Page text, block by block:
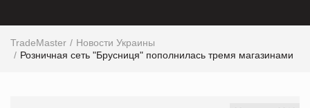
TradeMaster
Новости Украины
Розничная сеть "Брусниця" пополнилась тремя магазинами